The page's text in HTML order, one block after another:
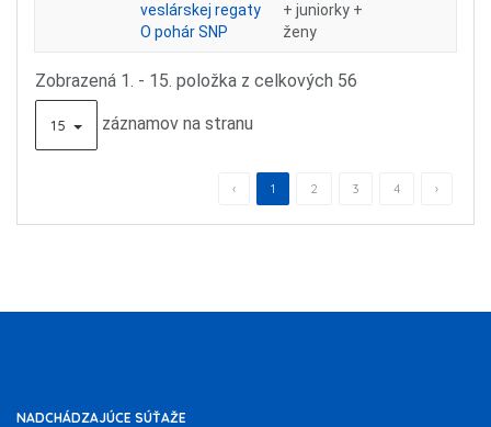
veslárskej regaty
O pohár SNP
+ juniorky +
ženy
Zobrazená 1. - 15. položka z celkových 56
15 záznamov na stranu
‹ 1 2 3 4 ›
NADCHÁDZAJÚCE SÚŤAŽE